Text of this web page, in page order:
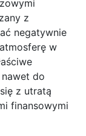
z
negatywnie
w
do
z utratą
finansowymi